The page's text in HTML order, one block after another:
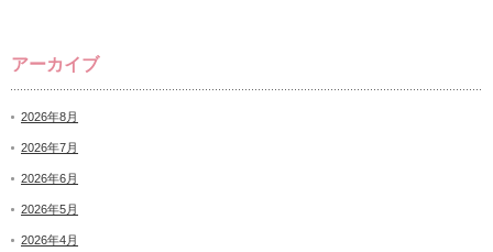
アーカイブ
2026年8月
2026年7月
2026年6月
2026年5月
2026年4月